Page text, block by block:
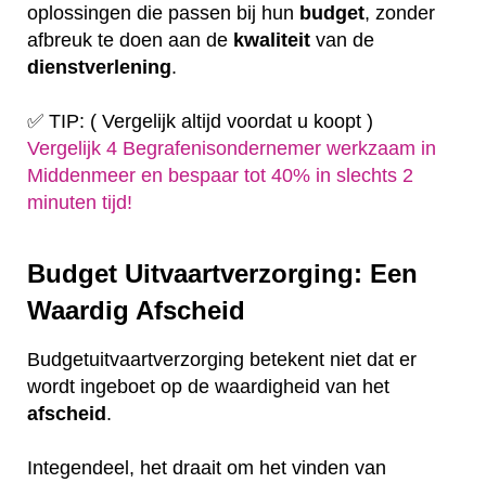
oplossingen die passen bij hun budget, zonder
afbreuk te doen aan de kwaliteit van de
dienstverlening.
✅ TIP: ( Vergelijk altijd voordat u koopt )
Vergelijk 4 Begrafenisondernemer werkzaam in
Middenmeer en bespaar tot 40% in slechts 2
minuten tijd!
Budget Uitvaartverzorging: Een
Waardig Afscheid
Budgetuitvaartverzorging betekent niet dat er
wordt ingeboet op de waardigheid van het
afscheid .
Integendeel, het draait om het vinden van